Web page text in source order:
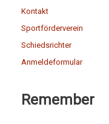
Kontakt
Sportförderverein
Schiedsrichter
Anmeldeformular
Remember